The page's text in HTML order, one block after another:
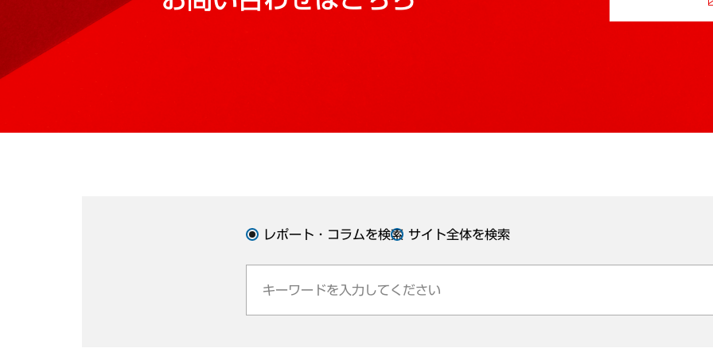
レポート・コラムを検索 サイト全体を検索